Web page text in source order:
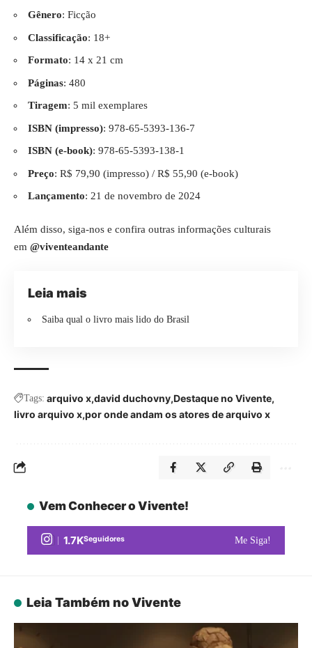
Gênero: Ficção
Classificação: 18+
Formato: 14 x 21 cm
Páginas: 480
Tiragem: 5 mil exemplares
ISBN (impresso): 978-65-5393-136-7
ISBN (e-book): 978-65-5393-138-1
Preço: R$ 79,90 (impresso) / R$ 55,90 (e-book)
Lançamento: 21 de novembro de 2024
Além disso, siga-nos e confira outras informações culturais
em @viventeandante
Leia mais
Saiba qual o livro mais lido do Brasil
Tags: arquivo x david duchovny Destaque no Vivente
livro arquivo x por onde andam os atores de arquivo x
Vem Conhecer o Vivente!
1.7KSeguidores Me Siga!
Leia Também no Vivente